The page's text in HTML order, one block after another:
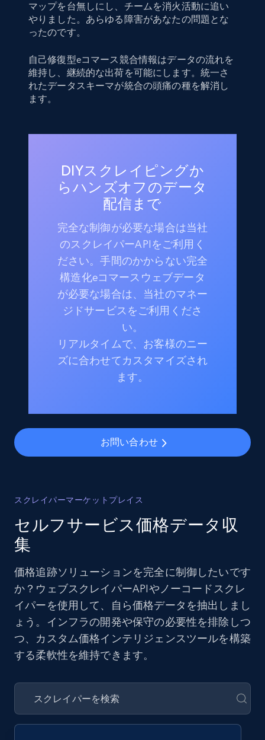
マップを台無しにし、チームを消火活動に追い
やりました。あらゆる障害があなたの問題とな
ったのです。
自己修復型eコマース競合情報はデータの流れを
維持し、継続的な出荷を可能にします。統一さ
れたデータスキーマが統合の頭痛の種を解消し
ます。
DIYスクレイピングか
らハンズオフのデータ
配信まで
完全な制御が必要な場合は当社
のスクレイパーAPIをご利用く
ださい。手間のかからない完全
構造化eコマースウェブデータ
が必要な場合は、当社のマネー
ジドサービスをご利用くださ
い。
リアルタイムで、お客様のニー
ズに合わせてカスタマイズされ
ます。
お問い合わせ
スクレイパーマーケットプレイス
セルフサービス価格データ収
集
価格追跡ソリューションを完全に制御したいです
か？ウェブスクレイパーAPIやノーコードスクレ
イパーを使用して、自ら価格データを抽出しまし
ょう。インフラの開発や保守の必要性を排除しつ
つ、カスタム価格インテリジェンスツールを構築
する柔軟性を維持できます。